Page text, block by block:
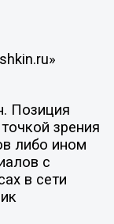
Позиция
зрения
либо ином
с
в сети